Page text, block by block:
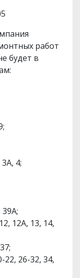
работ
будет в
4;
12А, 13, 14,
22, 26-32, 34,